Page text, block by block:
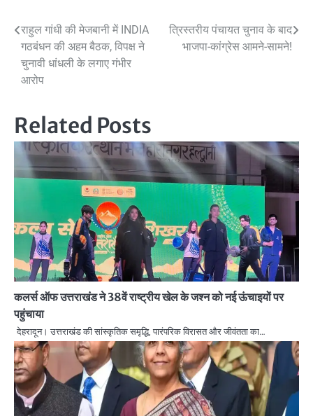
Post
navigation
राहुल गांधी की मेजबानी में INDIA
गठबंधन की अहम बैठक, विपक्ष ने
चुनावी धांधली के लगाए गंभीर
आरोप
त्रिस्तरीय पंचायत चुनाव के बाद
भाजपा-कांग्रेस आमने-सामने!
Related Posts
कलर्स ऑफ उत्तराखंड ने 38वें राष्ट्रीय खेल के जश्न को नई ऊंचाइयों पर
पहुंचाया
देहरादून। उत्तराखंड की सांस्कृतिक समृद्धि, पारंपरिक विरासत और जीवंतता का…